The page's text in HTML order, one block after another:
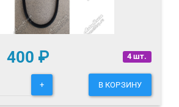
4 шт.
400 ₽
+ В КОРЗИНУ